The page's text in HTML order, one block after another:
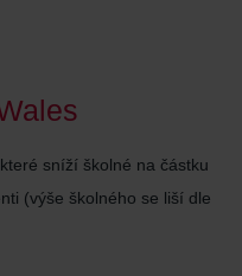
sníží školné na částku
(výše školného se liší dle